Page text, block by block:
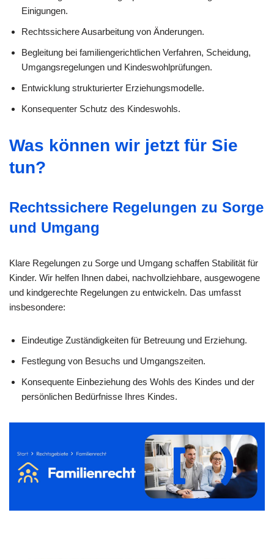
Einigungen.
Rechtssichere Ausarbeitung von Änderungen.
Begleitung bei familiengerichtlichen Verfahren, Scheidung,
Umgangsregelungen und Kindeswohlprüfungen.
Entwicklung strukturierter Erziehungsmodelle.
Konsequenter Schutz des Kindeswohls.
Was können wir jetzt für Sie
tun?
Rechtssichere Regelungen zu Sorge
und Umgang
Klare Regelungen zu Sorge und Umgang schaffen Stabilität für
Kinder. Wir helfen Ihnen dabei, nachvollziehbare, ausgewogene
und kindgerechte Regelungen zu entwickeln. Das umfasst
insbesondere:
Eindeutige Zuständigkeiten für Betreuung und Erziehung.
Festlegung von Besuchs und Umgangszeiten.
Konsequente Einbeziehung des Wohls des Kindes und der
persönlichen Bedürfnisse Ihres Kindes.